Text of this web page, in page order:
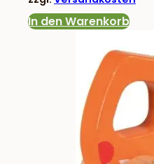
In den Warenkorb